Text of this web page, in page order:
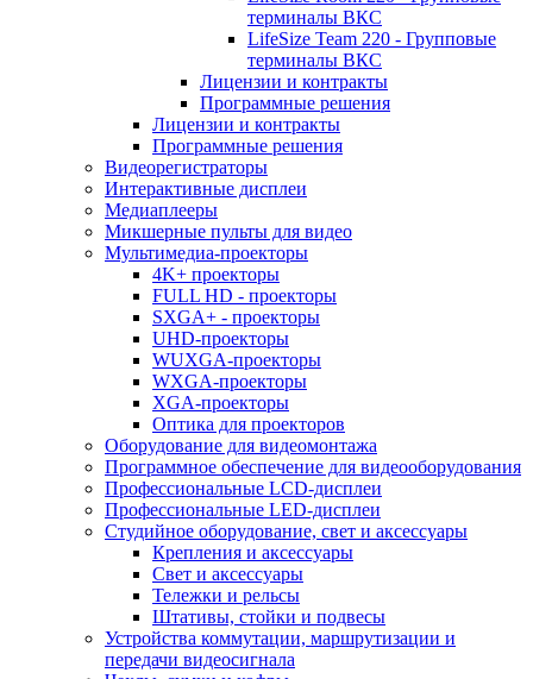
терминалы ВКС
LifeSize Team 220 - Групповые
терминалы ВКС
Лицензии и контракты
Программные решения
Лицензии и контракты
Программные решения
Видеорегистраторы
Интерактивные дисплеи
Медиаплееры
Микшерные пульты для видео
Мультимедиа-проекторы
4K+ проекторы
FULL HD - проекторы
SXGA+ - проекторы
UHD-проекторы
WUXGA-проекторы
WXGA-проекторы
XGA-проекторы
Оптика для проекторов
Оборудование для видеомонтажа
Программное обеспечение для видеооборудования
Профессиональные LCD-дисплеи
Профессиональные LED-дисплеи
Студийное оборудование, свет и аксессуары
Крепления и аксессуары
Свет и аксессуары
Тележки и рельсы
Штативы, стойки и подвесы
Устройства коммутации, маршрутизации и
передачи видеосигнала